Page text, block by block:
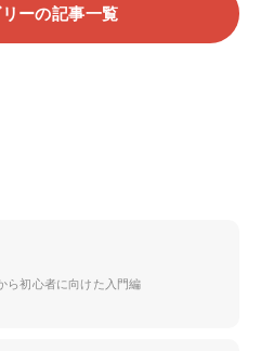
ーの記事一覧
ら初心者に向けた入門編